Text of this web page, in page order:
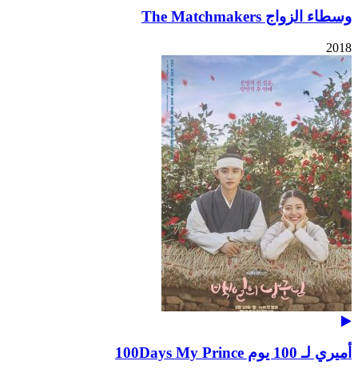
وسطاء الزواج The Matchmakers
2018
أميري لـ 100 يوم 100Days My Prince